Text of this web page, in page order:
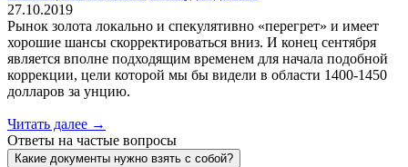
27.10.2019
Рынок золота локально и спекулятивно «перегрет» и имеет
хорошие шансы скорректироваться вниз. И конец сентября
является вполне подходящим временем для начала подобной
коррекции, цели которой мы бы видели в области 1400-1450
долларов за унцию.
Читать далее →
Ответы на частые вопросы
Какие документы нужно взять с собой?